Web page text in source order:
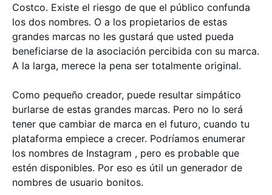
Costco. Existe el riesgo de que el público confunda
los dos nombres. O a los propietarios de estas
grandes marcas no les gustará que usted pueda
beneficiarse de la asociación percibida con su marca.
A la larga, merece la pena ser totalmente original.
Como pequeño creador, puede resultar simpático
burlarse de estas grandes marcas. Pero no lo será
tener que cambiar de marca en el futuro, cuando tu
plataforma empiece a crecer. Podríamos enumerar
los nombres de Instagram , pero es probable que
estén disponibles. Por eso es útil un generador de
nombres de usuario bonitos.